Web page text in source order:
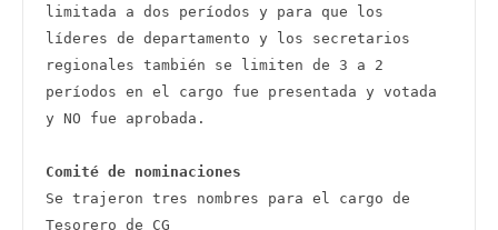
limitada a dos períodos y para que los
líderes de departamento y los secretarios
regionales también se limiten de 3 a 2
períodos en el cargo fue presentada y votada
y NO fue aprobada.
Comité de nominaciones
Se trajeron tres nombres para el cargo de
Tesorero de CG